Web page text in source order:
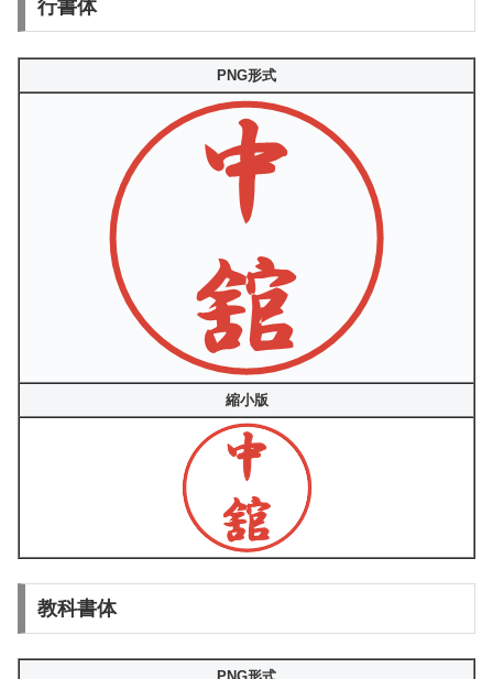
行書体
PNG形式
縮小版
教科書体